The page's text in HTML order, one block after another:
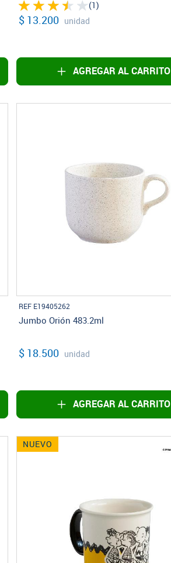
(1)
$ 13.200 unidad
AGREGAR AL CARRITO
REF E19405262
Jumbo Orión 483.2ml
$ 18.500 unidad
AGREGAR AL CARRITO
NUEVO